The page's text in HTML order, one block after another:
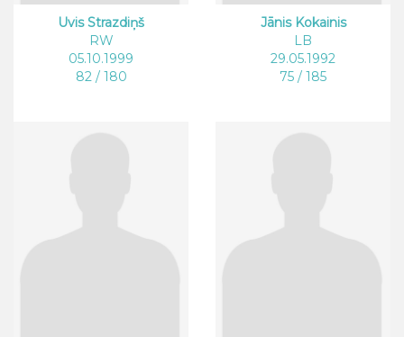
Uvis Strazdiņš
RW
05.10.1999
82 / 180
Jānis Kokainis
LB
29.05.1992
75 / 185